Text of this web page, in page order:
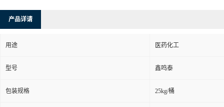
产品详请
用途 医药化工
型号 鑫鸣泰
包装规格 25kg/桶